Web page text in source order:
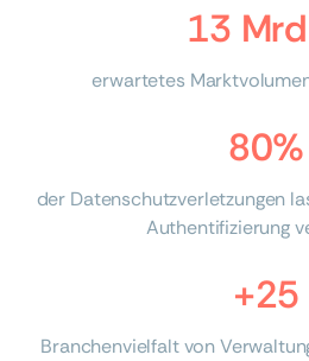
13
erwartetes
80%
der Datenschutzverletzungen
Authentifizierung
+25
Branchenvielfalt von